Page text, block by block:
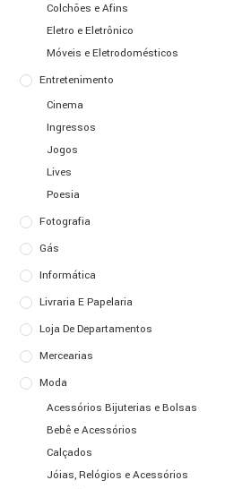
Colchões e Afins
Eletro e Eletrônico
Móveis e Eletrodomésticos
Entretenimento
Cinema
Ingressos
Jogos
Lives
Poesia
Fotografia
Gás
Informática
Livraria E Papelaria
Loja De Departamentos
Mercearias
Moda
Acessórios Bijuterias e Bolsas
Bebê e Acessórios
Calçados
Jóias, Relógios e Acessórios